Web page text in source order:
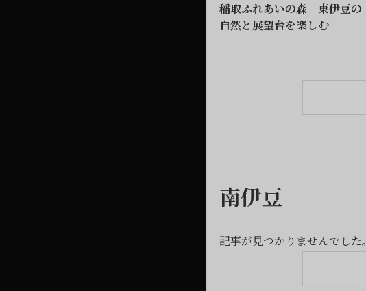
稲取ふれあいの森｜東伊豆の
自然と展望台を楽しむ
南伊豆
記事が見つかりませんでした。